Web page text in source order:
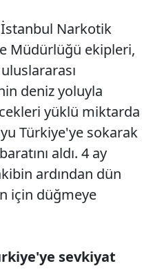
Narkotik
Müdürlüğü ekipleri,
deniz yoluyla
yüklü miktarda
Türkiye'ye sokarak
aldı. 4 ay
ardından dün
için düğmeye
sevkiyat